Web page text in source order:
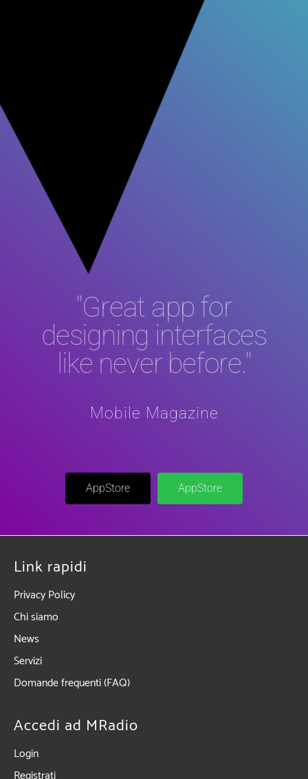
"Great app for
designing interfaces
like never before."
Mobile Magazine
AppStore AppStore
Link rapidi
Privacy Policy
Chi siamo
News
Servizi
Domande frequenti (FAQ)
Accedi ad MRadio
Login